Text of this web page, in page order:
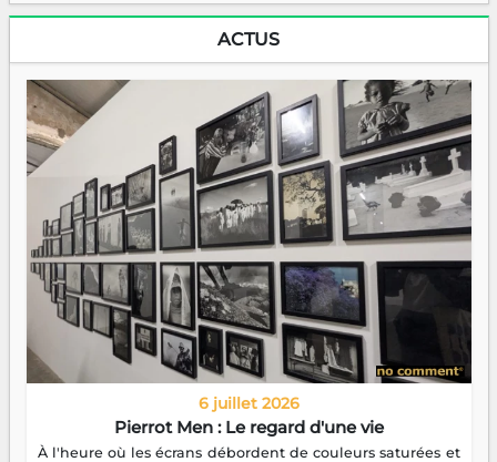
ACTUS
6 juillet 2026
Pierrot Men : Le regard d'une vie
À l'heure où les écrans débordent de couleurs saturées et